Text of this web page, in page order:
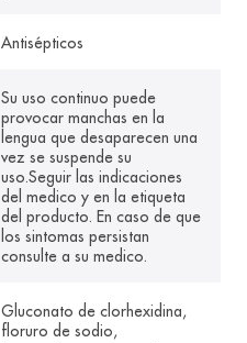
Antisépticos
Su uso continuo puede
provocar manchas en la
lengua que desaparecen una
vez se suspende su
uso.Seguir las indicaciones
del medico y en la etiqueta
del producto. En caso de que
los sintomas persistan
consulte a su medico.
Gluconato de clorhexidina,
floruro de sodio,